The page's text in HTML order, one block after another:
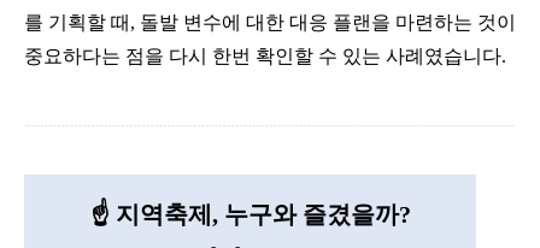
를 기획할 때 , 돌발 변수에 대한 대응 플랜을 마련하는 것이
중요하다는 점을 다시 한번 확인할 수 있는 사례였습니다.
☝️ 지역축제, 누구와 즐겼을까?